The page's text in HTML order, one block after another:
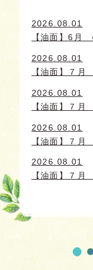
2026.08.01
【油面】6月
2026.08.01
【油面】７
2026.08.01
【油面】７
2026.08.01
【油面】７
2026.08.01
【油面】７